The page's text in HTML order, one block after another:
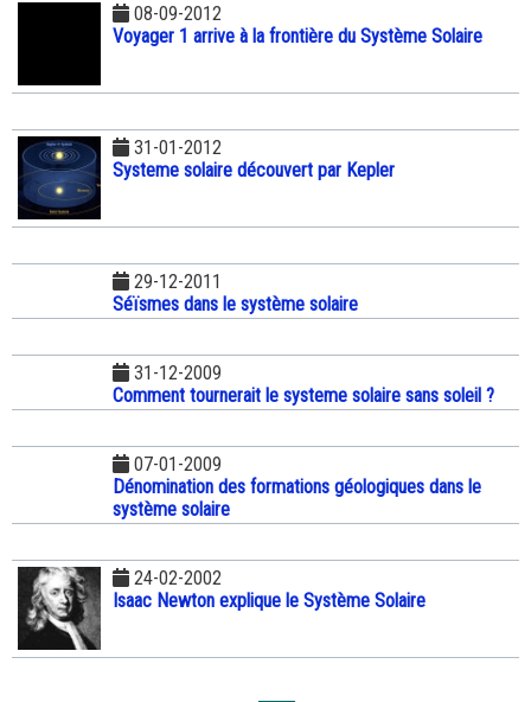
08-09-2012
Voyager 1 arrive à la frontière du Système Solaire
31-01-2012
Systeme solaire découvert par Kepler
29-12-2011
Séïsmes dans le système solaire
31-12-2009
Comment tournerait le systeme solaire sans soleil ?
07-01-2009
Dénomination des formations géologiques dans le
système solaire
24-02-2002
Isaac Newton explique le Système Solaire